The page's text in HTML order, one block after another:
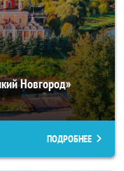
Новгород»
ПОДРОБНЕЕ